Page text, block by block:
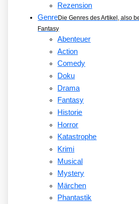
Rezension
GenreDie Genres des Artikel, also
Fantasy
Abenteuer
Action
Comedy
Doku
Drama
Fantasy
Historie
Horror
Katastrophe
Krimi
Musical
Mystery
Märchen
Phantastik